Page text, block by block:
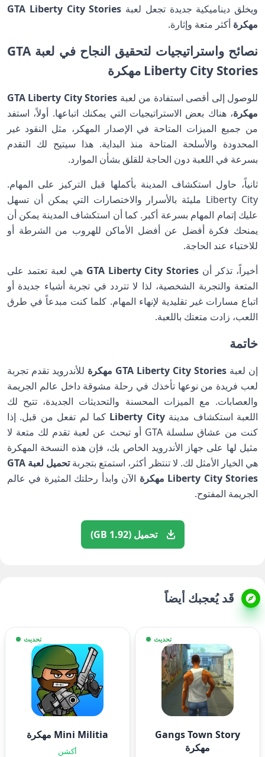
ويخلق ديناميكية جديدة تجعل لعبة GTA Liberty City Stories
مهكرة أكثر متعة وإثارة.
نصائح واستراتيجيات لتحقيق النجاح في لعبة GTA
Liberty City Stories مهكرة
للوصول إلى أقصى استفادة من لعبة GTA Liberty City Stories
مهكرة، هناك بعض الاستراتيجيات التي يمكنك اتباعها. أولاً، استفد
من جميع الميزات المتاحة في الإصدار المهكر، مثل النقود غير
المحدودة والأسلحة المتاحة منذ البداية. هذا سيتيح لك التقدم
بسرعة في اللعبة دون الحاجة للقلق بشأن الموارد.
ثانياً، حاول استكشاف المدينة بأكملها قبل التركيز على المهام.
Liberty City مليئة بالأسرار والاختصارات التي يمكن أن تسهل
عليك إتمام المهام بسرعة أكبر. كما أن استكشاف المدينة يمكن أن
يمنحك فكرة أفضل عن أفضل الأماكن للهروب من الشرطة أو
للاختباء عند الحاجة.
أخيراً، تذكر أن GTA Liberty City Stories هي لعبة تعتمد على
المتعة والتجربة الشخصية، لذا لا تتردد في تجربة أشياء جديدة أو
اتباع مسارات غير تقليدية لإنهاء المهام. كلما كنت مبدعاً في طرق
اللعب، زادت متعتك باللعبة.
خاتمة
إن لعبة GTA Liberty City Stories مهكرة
للأندرويد تقدم تجربة
لعب فريدة من نوعها تأخذك في رحلة مشوقة داخل عالم الجريمة
والعصابات. مع الميزات المحسنة والتحديثات الجديدة، تتيح لك
اللعبة استكشاف مدينةLiberty City كما لم تفعل من قبل. إذا
كنت من عشاق سلسلة GTA أو تبحث عن لعبة تقدم لك متعة لا
مثيل لها على جهاز الأندرويد الخاص بك، فإن هذه النسخة المهكرة
هي الخيار الأمثل لك. لا تنتظر أكثر، استمتع بتجربة
تحميل لعبة GTA
Liberty City Stories مهكرة
الآن وابدأ رحلتك المثيرة في عالم
الجريمة المفتوح.
تحميل (1.92 GB)
قَد يُعجبك أيضاً
تحديث
Gangs Town Story
مهكرة
تحديث
Mini Militia مهكرة
أكشن